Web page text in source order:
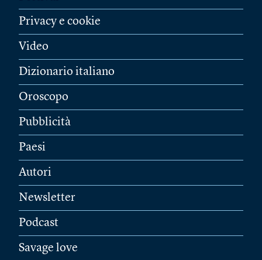
Privacy e cookie
Video
Dizionario italiano
Oroscopo
Pubblicità
Paesi
Autori
Newsletter
Podcast
Savage love